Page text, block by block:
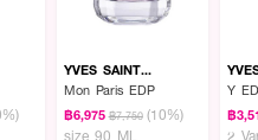
YVES SAINT
LAURENT
Mon Paris EDP
฿6,975 ฿7,750 (10%)
size 90 ML
Y
฿
2